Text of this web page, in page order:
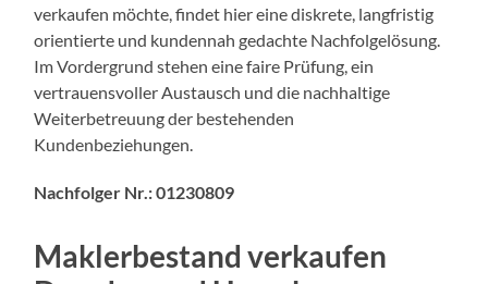
verkaufen möchte, findet hier eine diskrete, langfristig
orientierte und kundennah gedachte Nachfolgelösung.
Im Vordergrund stehen eine faire Prüfung, ein
vertrauensvoller Austausch und die nachhaltige
Weiterbetreuung der bestehenden
Kundenbeziehungen.
Nachfolger Nr.: 01230809
Maklerbestand verkaufen